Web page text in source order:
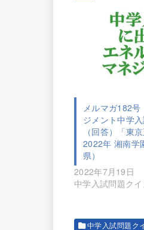
メルマガ182
ジメント中学
（回答）「東
2022年 湘南学
県）
2022年7月19日
中学入試問題ク
中学入試問題ク